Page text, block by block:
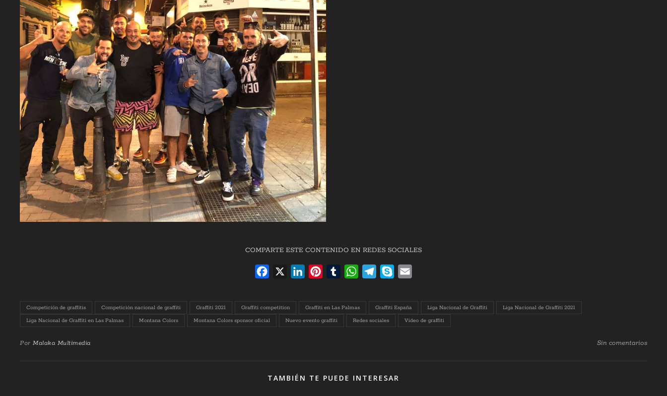
COMPARTE ESTE CONTENIDO EN REDES SOCIALES
Facebook LinkedInPinterestTumblr WhatsAppTelegram
Skype
Competición de graffitis Competición nacional de graffiti Graffiti 2021 Graffiti competition Graffiti en Las Palmas Graffiti España Liga Nacional de Graffiti
Liga Nacional de Graffiti 2021
Liga Nacional de Graffiti en Las Palmas
Montana Colors Montana Colors sponsor oficial Nuevo evento graffiti Redes sociales Video de graffiti
Por Malaka Multimedia Sin comentarios
TAMBIÉN TE PUEDE INTERESAR